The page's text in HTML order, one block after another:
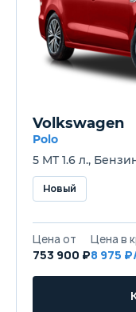
Volkswagen
Polo
5 MT 1.6 л.,
Новый
Цена от
753 900 ₽
Цена в
8 975